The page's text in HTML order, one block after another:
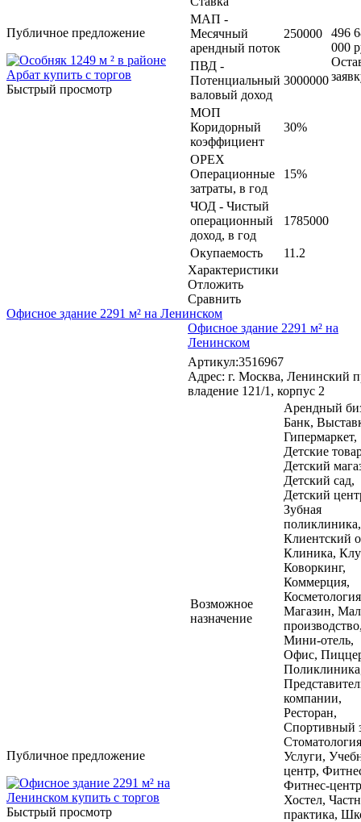
Публичное предложение
Быстрый просмотр
МАП -
Месячный
арендный поток
250000
ПВД -
Потенциальный
валовый доход
3000000
МОП
Коридорный
коэффициент
30%
OPEX
Операционные
затраты, в год
15%
ЧОД - Чистый
операционный
доход, в год
1785000
Окупаемость
11.2
Характеристики
Отложить
Сравнить
496
000
Офисное здание 2291 м² на Ленинском
Публичное предложение
Быстрый просмотр
Офисное здание 2291 м² на
Ленинском
Артикул:3516967
Адрес: г. Москва, Ленинский
владение 121/1, корпус 2
Возможное
назначение
Арендный
Банк,
Гипермаркет,
Детские
Детский
Детский сад,
Детский
Зубная
поликлиника,
Клиентский
Клиника,
Коворкинг,
Коммерция,
Магазин,
Мини-отель,
Офис,
компании,
Ресторан,
Спортивный
Услуги,
центр,
Фитнес-
Хостел,
практика,